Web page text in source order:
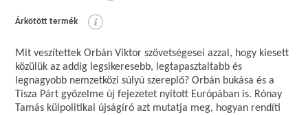
Árkötött termék
Mit veszítettek Orbán Viktor szövetségesei azzal, hogy kiesett
közülük az addig legsikeresebb, legtapasztaltabb és
legnagyobb nemzetközi súlyú szereplő? Orbán bukása és a
Tisza Párt győzelme új fejezetet nyitott Európában is. Rónay
Tamás külpolitikai újságíró azt mutatja meg, hogyan rendíti